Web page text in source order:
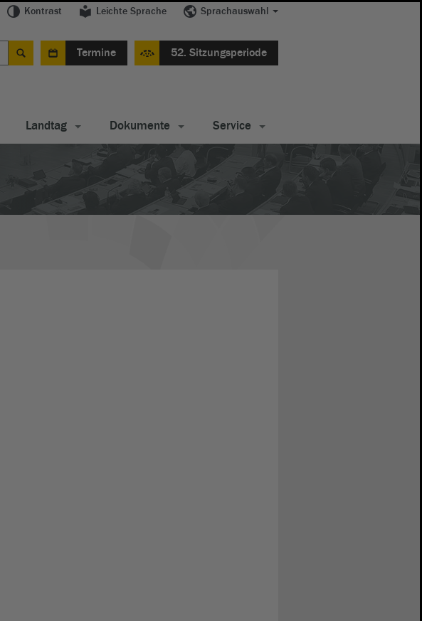
Kontrast Leichte Sprache Sprachauswahl
Termine 52. Sitzungsperiode
Landtag Dokumente Service